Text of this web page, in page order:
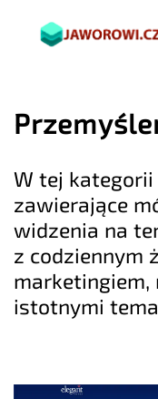
W tej
zawierające
widzenia na
z codziennym
marketingiem,
istotnymi